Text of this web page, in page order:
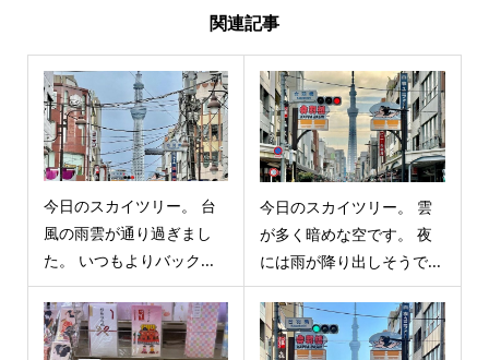
関連記事
今日のスカイツリー。 台
風の雨雲が通り過ぎまし
た。 いつもよりバック...
今日のスカイツリー。 雲
が多く暗めな空です。 夜
には雨が降り出しそうで...